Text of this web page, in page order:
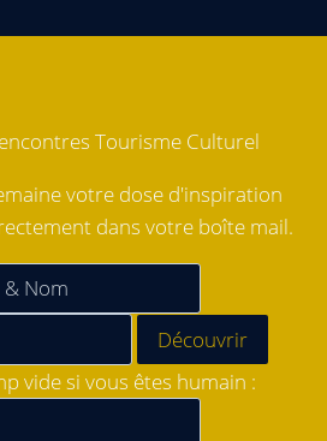
Tourisme Culturel
votre dose d'inspiration
dans votre boîte mail.
vide si vous êtes humain :